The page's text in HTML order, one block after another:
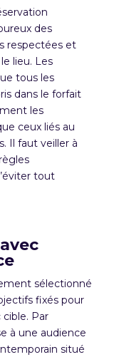
des
respectées et
lieu. Les
tous les
dans le forfait
les
ceux liés au
Il faut veiller à
tout
sélectionné
fixés pour
cible. Par
à une audience
situé